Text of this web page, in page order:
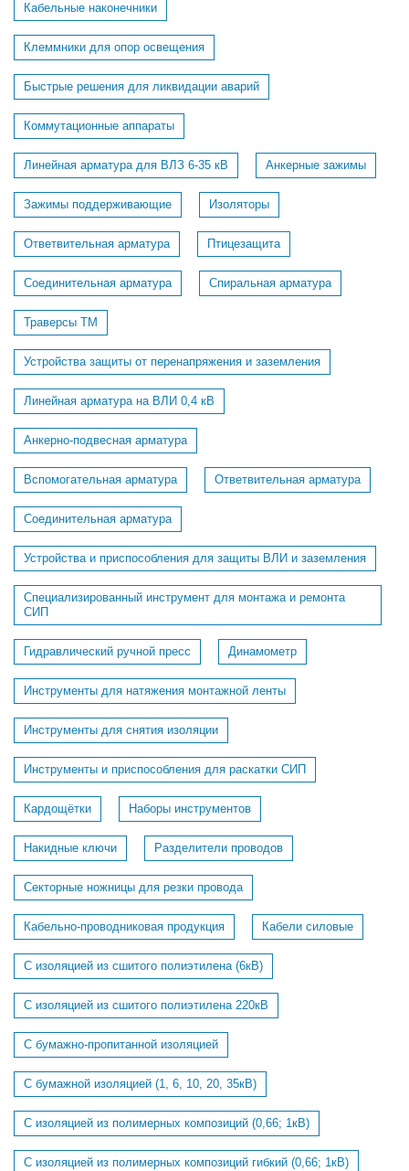
Кабельные наконечники
Клеммники для опор освещения
Быстрые решения для ликвидации аварий
Коммутационные аппараты
Линейная арматура для ВЛЗ 6-35 кВ Анкерные зажимы
Зажимы поддерживающие Изоляторы
Ответвительная арматура Птицезащита
Соединительная арматура Спиральная арматура
Траверсы ТМ
Устройства защиты от перенапряжения и заземления
Линейная арматура на ВЛИ 0,4 кВ
Анкерно-подвесная арматура
Вспомогательная арматура Ответвительная арматура
Соединительная арматура
Устройства и приспособления для защиты ВЛИ и заземления
Специализированный инструмент для монтажа и ремонта
СИП
Гидравлический ручной пресс Динамометр
Инструменты для натяжения монтажной ленты
Инструменты для снятия изоляции
Инструменты и приспособления для раскатки СИП
Кардощётки Наборы инструментов
Накидные ключи Разделители проводов
Секторные ножницы для резки провода
Кабельно-проводниковая продукция Кабели силовые
С изоляцией из сшитого полиэтилена (6кВ)
С изоляцией из сшитого полиэтилена 220кВ
С бумажно-пропитанной изоляцией
С бумажной изоляцией (1, 6, 10, 20, 35кВ)
С изоляцией из полимерных композиций (0,66; 1кВ)
С изоляцией из полимерных композиций гибкий (0,66; 1кВ)